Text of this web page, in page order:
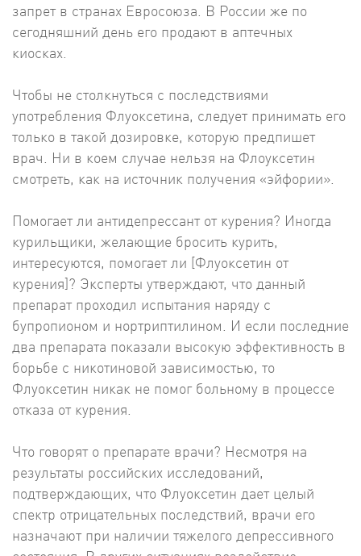
запрет в странах Евросоюза. В России же по
сегодняшний день его продают в аптечных
киосках.
Чтобы не столкнуться с последствиями
употребления Флуоксетина, следует принимать его
только в такой дозировке, которую предпишет
врач. Ни в коем случае нельзя на Флоуксетин
смотреть, как на источник получения «эйфории».
Помогает ли антидепрессант от курения? Иногда
курильщики, желающие бросить курить,
интересуются, помогает ли [Флуоксетин от
курения]? Эксперты утверждают, что данный
препарат проходил испытания наряду с
бупропионом и нортриптилином. И если последние
два препарата показали высокую эффективность в
борьбе с никотиновой зависимостью, то
Флуоксетин никак не помог больному в процессе
отказа от курения.
Что говорят о препарате врачи? Несмотря на
результаты российских исследований,
подтверждающих, что Флуоксетин дает целый
спектр отрицательных последствий, врачи его
назначают при наличии тяжелого депрессивного